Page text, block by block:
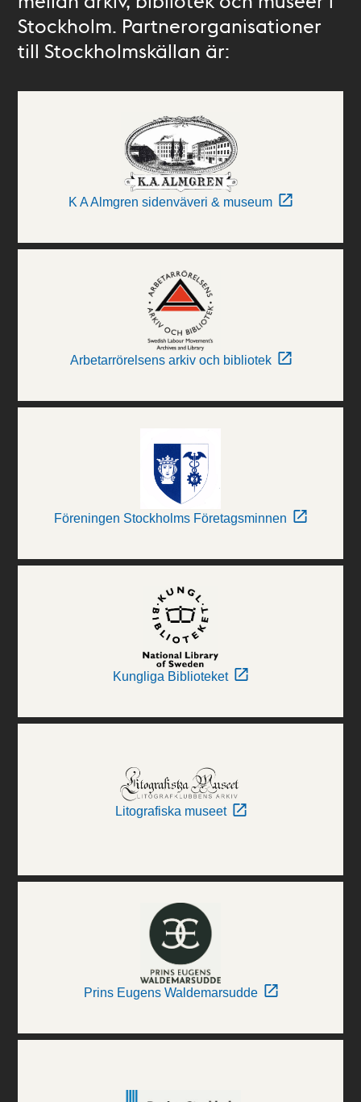
Stockholm. Partnerorganisationer
till Stockholmskällan är:
K A Almgren sidenväveri & museum
Arbetarrörelsens arkiv och bibliotek
Föreningen Stockholms Företagsminnen
Kungliga Biblioteket
Litografiska museet
Prins Eugens Waldemarsudde